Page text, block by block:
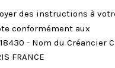
des instructions à
conformément aux
- Nom du Créancier
FRANCE